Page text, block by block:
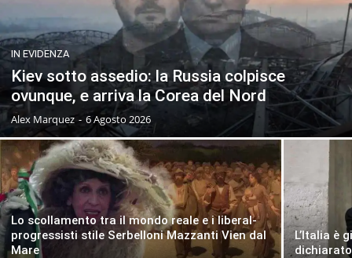
IN EVIDENZA
Kiev sotto assedio: la Russia colpisce
ovunque, e arriva la Corea del Nord
Alex Marquez - 6 Agosto 2026
Lo scollamento tra il mondo reale e i liberal-
progressisti stile Serbelloni Mazzanti Vien dal
Mare
L’Italia è
dichiarato